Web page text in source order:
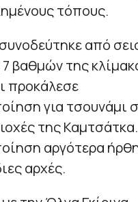
τόπους.
από
βαθμών της
προκάλεσε
για τσουνάμι
της
αργότερα
αρχές.